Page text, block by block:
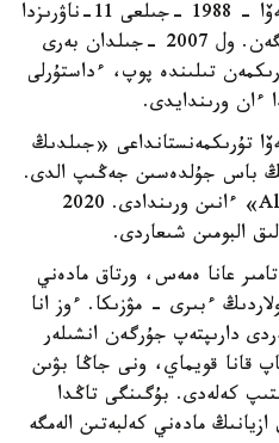
. ماحري پيرگۋلىيەۆا - 1988 -جىلعى 11-ناۋرىزدا
اشعابات قالاسىندا دۇنيەگە كەلگەن. ول 2007 -جىلدان بەرى
تىلىندە پوپ، ءداستۇرلى
ءان ورىندايدى.
تۇرىكمەنستانداعى «جىلدىڭ
باس جۇلدەسىن جەڭىپ الدى.
بايقاۋدا ول ءوزى جازعان «Alaja» ءانىن ورىندادى. 2020
البومىن شىعاردى.
تامىر عانا ەمەس، ورتاق مادەني
ءبىرى - مۋزىكا. ءوز انا
دارىپتەپ جۇرگەن انشىلەر
قانا قويماي، ونى جاڭا بۋىن
كەلەدى. بۇگىنگى تاڭدا
مادەني كەلبەتىن الەمگە